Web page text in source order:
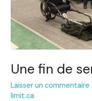
Une fin de
Laisser un commentaire
limit.ca